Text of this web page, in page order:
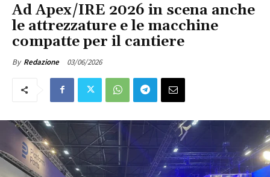
Ad Apex/IRE 2026 in scena anche
le attrezzature e le macchine
compatte per il cantiere
By Redazione 03/06/2026